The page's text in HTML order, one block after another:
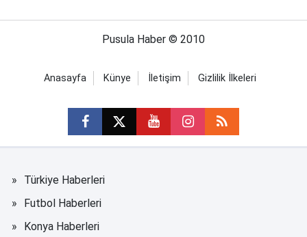
Pusula Haber © 2010
Anasayfa Künye İletişim Gizlilik İlkeleri
Türkiye Haberleri
Futbol Haberleri
Konya Haberleri